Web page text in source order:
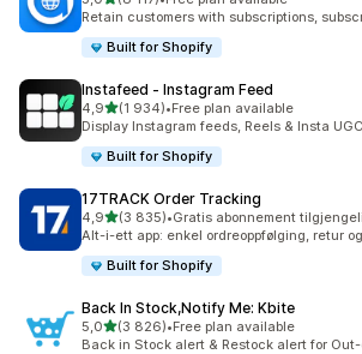
Totalt 8117 omtaler
Retain customers with subscriptions,
Built for Shopify
Instafeed ‑ Instagram Feed
4,9av 5 stjerner
(1 934)
Totalt 1934 omtaler
•Free plan available
Display Instagram feeds, Reels & Insta
Built for Shopify
17TRACK Order Tracking
4,9av 5 stjerner
(3 835)
Totalt 3835 omtaler
•Gratis abonnement
Alt-i-ett app: enkel ordreoppfølging, retur
Built for Shopify
Back In Stock,Notify Me: Kbite
5,0av 5 stjerner
(3 826)
Totalt 3826 omtaler
•Free plan available
Back in Stock alert & Restock alert for